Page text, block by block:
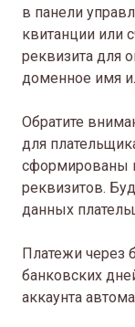
в панели
квитанции или
реквизита для
доменное имя
Обратите
для
сформированы
реквизитов.
данных
Платежи через
банковских
аккаунта